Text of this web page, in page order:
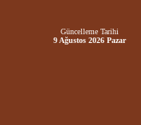
Güncelleme Tarihi
9 Ağustos 2026 Pazar